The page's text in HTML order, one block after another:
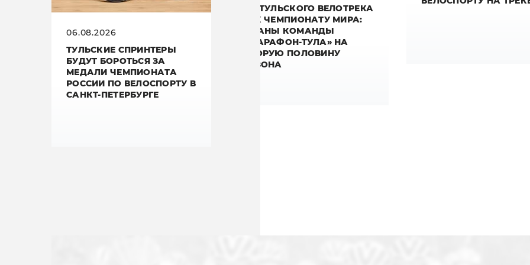
06.08.2026
ТУЛЬСКИЕ СПРИНТЕРЫ
БУДУТ БОРОТЬСЯ ЗА
МЕДАЛИ ЧЕМПИОНАТА
РОССИИ ПО ВЕЛОСПОРТУ В
САНКТ-ПЕТЕРБУРГЕ
ОТ ТУЛЬСКОГО ВЕЛОТРЕКА
— К ЧЕМПИОНАТУ МИРА:
ПЛАНЫ КОМАНДЫ
«МАРАФОН-ТУЛА» НА
ВТОРУЮ ПОЛОВИНУ
СЕЗОНА